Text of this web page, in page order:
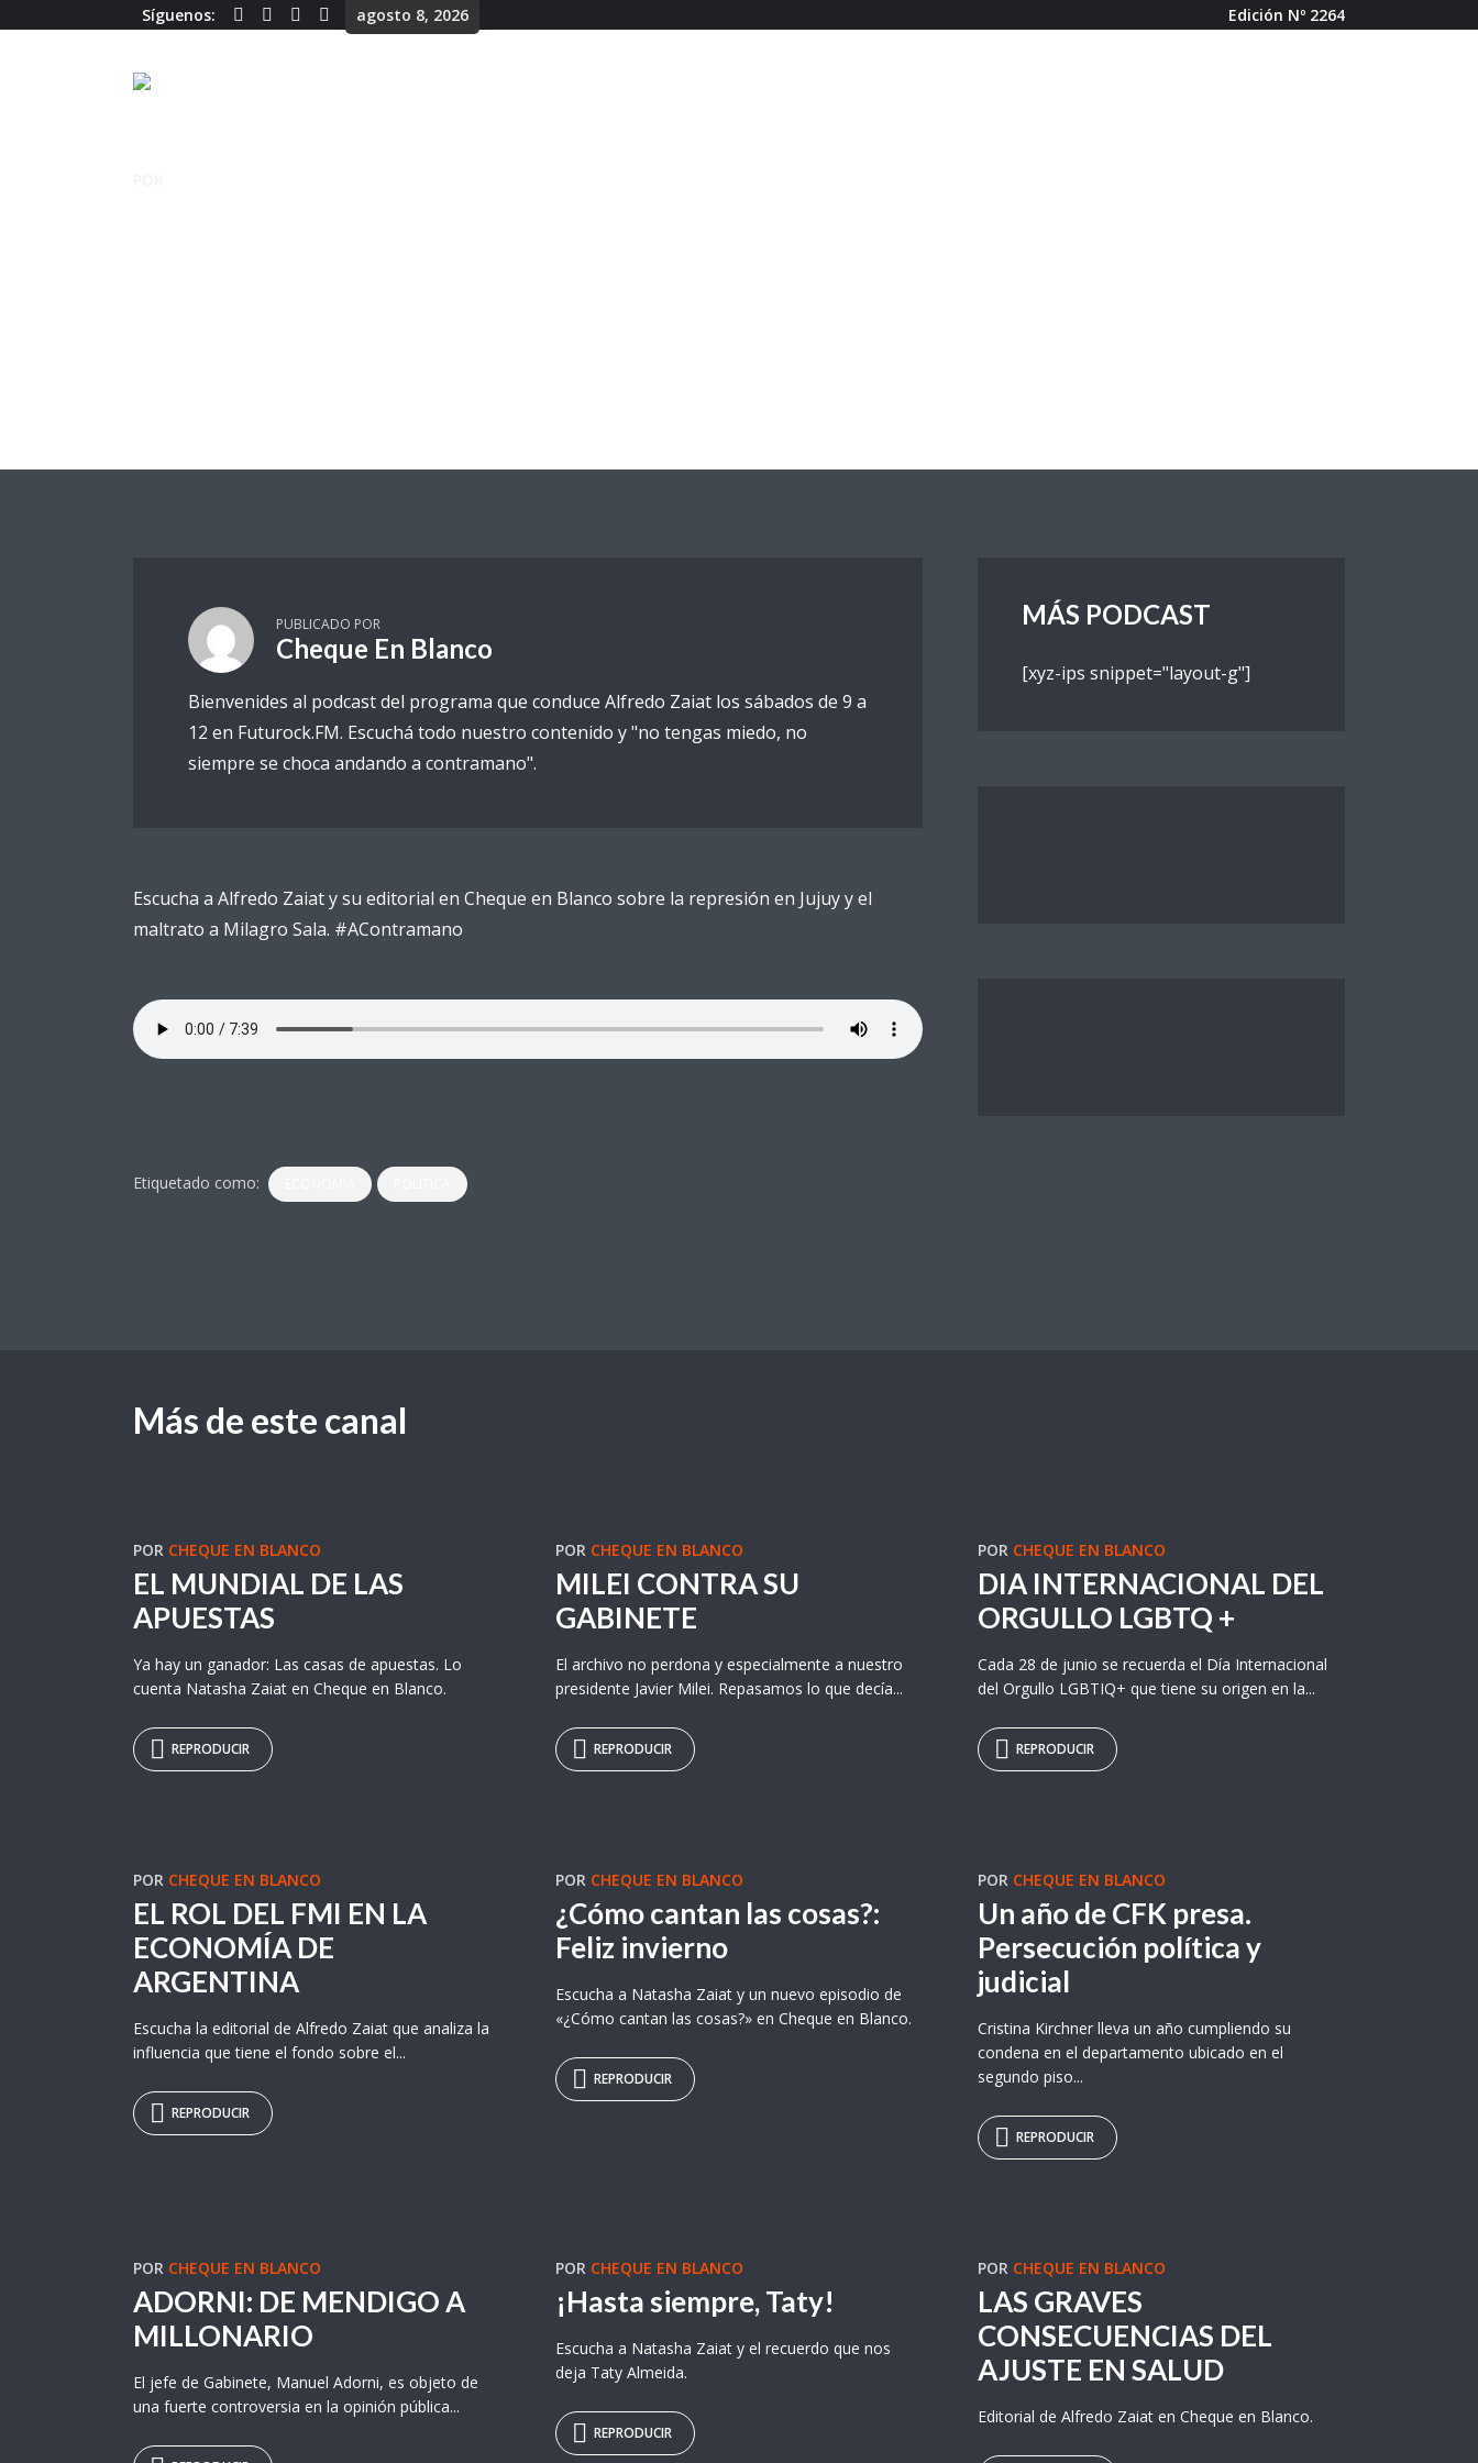
Síguenos: agosto 8, 2026 Edición Nº 2264
PUBLICADO POR
Cheque En Blanco
Bienvenides al podcast del programa que conduce Alfredo Zaiat los sábados de 9 a
12 en Futurock.FM. Escuchá todo nuestro contenido y "no tengas miedo, no
siempre se choca andando a contramano".
Escucha a Alfredo Zaiat y su editorial en Cheque en Blanco sobre la represión en Jujuy y el
maltrato a Milagro Sala. #AContramano
Etiquetado como:
MÁS PODCAST
[xyz-ips snippet="layout-g"]
Más de este canal
POR CHEQUE EN BLANCO
EL MUNDIAL DE LAS
APUESTAS
Ya hay un ganador: Las casas de apuestas. Lo
cuenta Natasha Zaiat en Cheque en Blanco.
REPRODUCIR
POR CHEQUE EN BLANCO
MILEI CONTRA SU
GABINETE
El archivo no perdona y especialmente a nuestro
presidente Javier Milei. Repasamos lo que decía...
REPRODUCIR
POR CHEQUE EN BLANCO
DIA INTERNACIONAL DEL
ORGULLO LGBTQ +
Cada 28 de junio se recuerda el Día Internacional
del Orgullo LGBTIQ+ que tiene su origen en la...
REPRODUCIR
POR CHEQUE EN BLANCO
EL ROL DEL FMI EN LA
ECONOMÍA DE
ARGENTINA
Escucha la editorial de Alfredo Zaiat que analiza la
influencia que tiene el fondo sobre el...
REPRODUCIR
POR CHEQUE EN BLANCO
¿Cómo cantan las cosas?:
Feliz invierno
Escucha a Natasha Zaiat y un nuevo episodio de
«¿Cómo cantan las cosas?» en Cheque en Blanco.
REPRODUCIR
POR CHEQUE EN BLANCO
Un año de CFK presa.
Persecución política y
judicial
Cristina Kirchner lleva un año cumpliendo su
condena en el departamento ubicado en el
segundo piso...
REPRODUCIR
POR CHEQUE EN BLANCO
ADORNI: DE MENDIGO A
MILLONARIO
El jefe de Gabinete, Manuel Adorni, es objeto de
una fuerte controversia en la opinión pública...
POR CHEQUE EN BLANCO
¡Hasta siempre, Taty!
Escucha a Natasha Zaiat y el recuerdo que nos
deja Taty Almeida.
REPRODUCIR
POR CHEQUE EN BLANCO
LAS GRAVES
CONSECUENCIAS DEL
AJUSTE EN SALUD
Editorial de Alfredo Zaiat en Cheque en Blanco.